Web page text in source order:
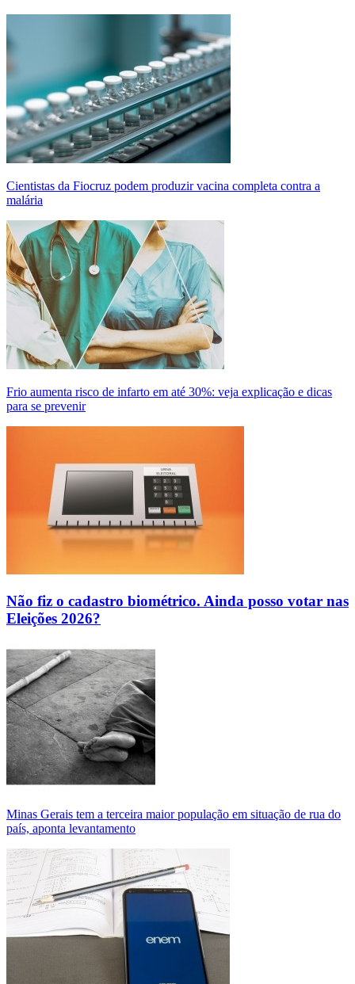
Cientistas da Fiocruz podem produzir vacina completa contra a
malária
Frio aumenta risco de infarto em até 30%: veja explicação e dicas
para se prevenir
Não fiz o cadastro biométrico. Ainda posso votar nas
Eleições 2026?
Minas Gerais tem a terceira maior população em situação de rua do
país, aponta levantamento